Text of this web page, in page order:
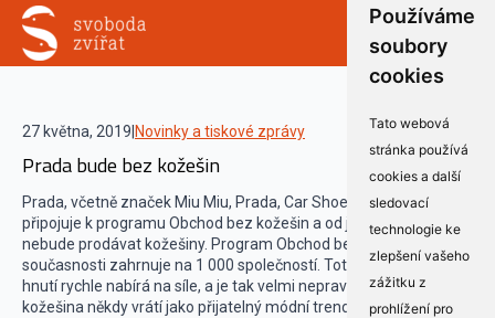
Používáme
soubory
cookies
Tato webová
stránka používá
cookies a další
sledovací
technologie ke
zlepšení vašeho
zážitku z
prohlížení pro
27 května, 2019 Novinky a tiskové zprávy
Prada bude bez kožešin
Prada, včetně značek Miu Miu, Prada, Car Shoe a Church’s, se
připojuje k programu Obchod bez kožešin a od jara-léta 2020 již
nebude prodávat kožešiny. Program Obchod bez kožešin v
současnosti zahrnuje na 1 000 společností. Toto celosvětové
hnutí rychle nabírá na síle, a je tak velmi nepravděpodobné, že se
kožešina někdy vrátí jako přijatelný módní trend.